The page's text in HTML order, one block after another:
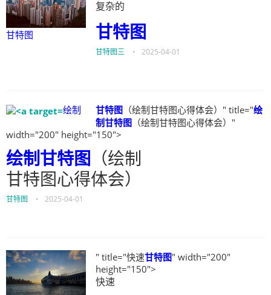
甘特图
复杂的
甘特图
甘特图三 • 2025-04-01
绘制 甘特图 （绘制甘特图心得体会）" title="绘
制甘特图 （绘制甘特图心得体会）"
width="200" height="150">
绘制甘特图 （绘制
甘特图心得体会）
甘特图 • 2025-04-01
" title="快速甘特图" width="200"
height="150">
快速